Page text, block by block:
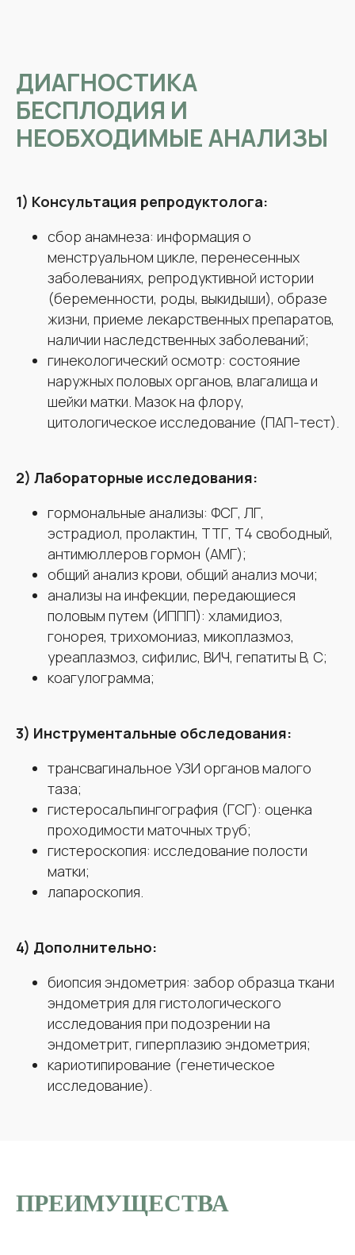
ДИАГНОСТИКА
БЕСПЛОДИЯ И
НЕОБХОДИМЫЕ АНАЛИЗЫ
1) Консультация репродуктолога:
сбор анамнеза: информация о
менструальном цикле, перенесенных
заболеваниях, репродуктивной истории
(беременности, роды, выкидыши), образе
жизни, приеме лекарственных препаратов,
наличии наследственных заболеваний;
гинекологический осмотр: состояние
наружных половых органов, влагалища и
шейки матки. Мазок на флору,
цитологическое исследование (ПАП-тест).
2) Лабораторные исследования:
гормональные анализы: ФСГ, ЛГ,
эстрадиол, пролактин, ТТГ, Т4 свободный,
антимюллеров гормон (АМГ);
общий анализ крови, общий анализ мочи;
анализы на инфекции, передающиеся
половым путем (ИППП): хламидиоз,
гонорея, трихомониаз, микоплазмоз,
уреаплазмоз, сифилис, ВИЧ, гепатиты B, C;
коагулограмма;
3) Инструментальные обследования:
трансвагинальное УЗИ органов малого
таза;
гистеросальпингография (ГСГ): оценка
проходимости маточных труб;
гистероскопия: исследование полости
матки;
лапароскопия.
4) Дополнительно:
биопсия эндометрия: забор образца ткани
эндометрия для гистологического
исследования при подозрении на
эндометрит, гиперплазию эндометрия;
кариотипирование (генетическое
исследование).
ПРЕИМУЩЕСТВА